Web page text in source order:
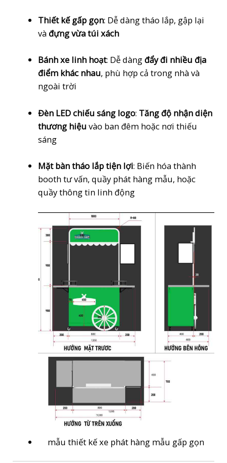
Thiết kế gấp gọn: Dễ dàng tháo lắp, gập lại
và đựng vừa túi xách
Bánh xe linh hoạt: Dễ dàng đẩy đi nhiều địa
điểm khác nhau, phù hợp cả trong nhà và
ngoài trời
Đèn LED chiếu sáng logo: Tăng độ nhận diện
thương hiệu vào ban đêm hoặc nơi thiếu
sáng
Mặt bàn tháo lắp tiện lợi: Biến hóa thành
booth tư vấn, quầy phát hàng mẫu, hoặc
quầy thông tin linh động
mẫu thiết kế xe phát hàng mẫu gấp gọn